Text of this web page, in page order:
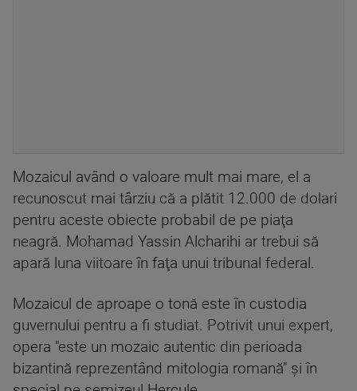
Mozaicul având o valoare mult mai mare, el a
recunoscut mai târziu că a plătit 12.000 de dolari
pentru aceste obiecte probabil de pe piaţa
neagră. Mohamad Yassin Alcharihi ar trebui să
apară luna viitoare în faţa unui tribunal federal.
Mozaicul de aproape o tonă este în custodia
guvernului pentru a fi studiat. Potrivit unui expert,
opera "este un mozaic autentic din perioada
bizantină reprezentând mitologia romană" şi în